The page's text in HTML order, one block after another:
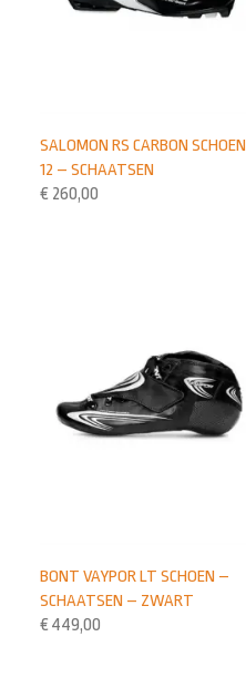
SALOMON RS CARBON SCHOEN
12 – SCHAATSEN
€ 260,00
BONT VAYPOR LT SCHOEN –
SCHAATSEN – ZWART
€ 449,00